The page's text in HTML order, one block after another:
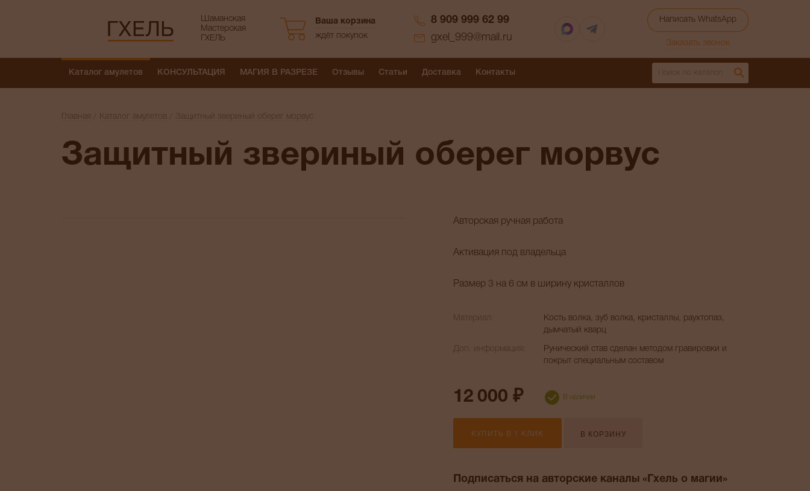
Шаманская
Мастерская
ГХЕЛЬ
Ваша корзина
ждёт покупок
8 909 999 62 99
gxel_999@mail.ru
Написать WhatsApp
Заказать звонок
Каталог амулетов КОНСУЛЬТАЦИЯ МАГИЯ В РАЗРЕЗЕ Отзывы Статьи Доставка Контакты
Главная Каталог амулетов Защитный звериный оберег морвус
Защитный звериный оберег морвус
Авторская ручная работа
Активация под владельца
Размер 3 на 6 см в ширину кристаллов
Материал:
Кость волка, зуб волка, кристаллы, раухтопаз,
дымчатый кварц
Доп. информация:
Рунический став сделан методом гравировки и
покрыт специальным составом
12 000 ₽ В наличии
КУПИТЬ В 1 КЛИК В КОРЗИНУ
Подписаться на авторские каналы «Гхель о магии»